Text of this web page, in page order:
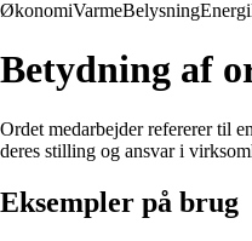
ØkonomiVarmeBelysningEnergi
Betydning af
Ordet medarbejder refererer til
deres stilling og ansvar i
Eksempler på brug